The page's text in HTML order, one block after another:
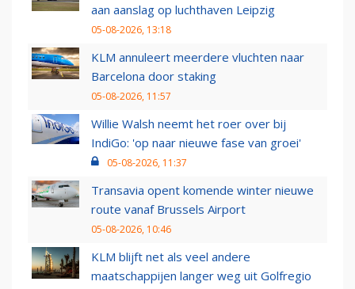
aan aanslag op luchthaven Leipzig
05-08-2026, 13:18
KLM annuleert meerdere vluchten naar
Barcelona door staking
05-08-2026, 11:57
Willie Walsh neemt het roer over bij
IndiGo: 'op naar nieuwe fase van groei'
05-08-2026, 11:37
Transavia opent komende winter nieuwe
route vanaf Brussels Airport
05-08-2026, 10:46
KLM blijft net als veel andere
maatschappijen langer weg uit Golfregio